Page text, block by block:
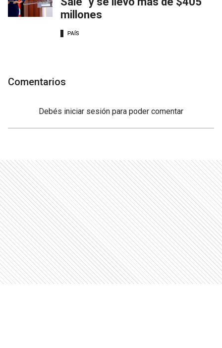
millones
PAÍS
Comentarios
Debés iniciar sesión para poder comentar